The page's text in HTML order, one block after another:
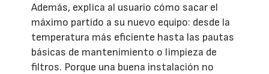
Además, explica al usuario cómo sacar el
máximo partido a su nuevo equipo: desde la
temperatura más eficiente hasta las pautas
básicas de mantenimiento o limpieza de
filtros. Porque una buena instalación no